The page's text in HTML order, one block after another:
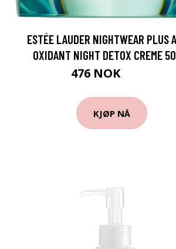
ESTÉE LAUDER NIGHTWEAR PLUS
OXIDANT NIGHT DETOX CREME
476 NOK
KJØP NÅ